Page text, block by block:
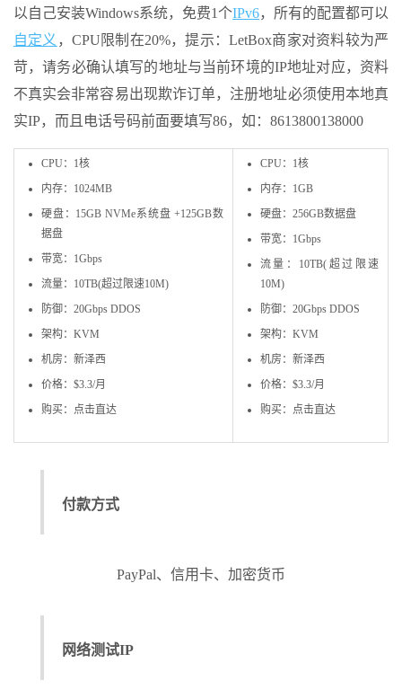
以自己安装Windows系统，免费1个IPv6，所有的配置都可以
自定义 ，CPU限制在20%，提示：LetBox商家对资料较为严
苛，请务必确认填写的地址与当前环境的IP地址对应，资料
不真实会非常容易出现欺诈订单，注册地址必须使用本地真
实IP，而且电话号码前面要填写86，如：8613800138000
CPU：1核
内存：1024MB
硬盘：15GB NVMe系统盘 +125GB数
据盘
带宽：1Gbps
流量：10TB(超过限速10M)
防御：20Gbps DDOS
架构：KVM
机房：新泽西
价格：$3.3/月
购买：点击直达
CPU：1核
内存：1GB
硬盘：256GB数据盘
带宽：1Gbps
流量：10TB(超过限速
10M)
防御：20Gbps DDOS
架构：KVM
机房：新泽西
价格：$3.3/月
购买：点击直达
付款方式
PayPal、信用卡、加密货币
网络测试IP